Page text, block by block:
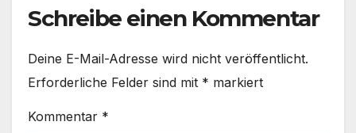
Schreibe einen Kommentar
Deine E-Mail-Adresse wird nicht veröffentlicht.
Erforderliche Felder sind mit * markiert
Kommentar *